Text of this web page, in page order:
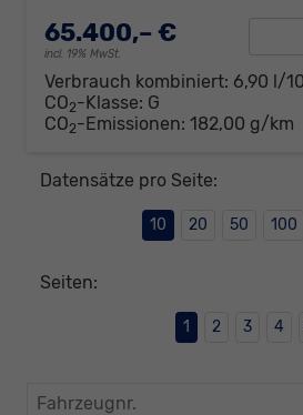
65.400,– €
incl. 19% MwSt.
Verbrauch kombiniert: 6,90 l/
CO2-Klasse: G
CO2-Emissionen: 182,00 g/km
Datensätze pro Seite:
10 20 50 100
Seiten:
1 2 3 4
Fahrzeugnr.